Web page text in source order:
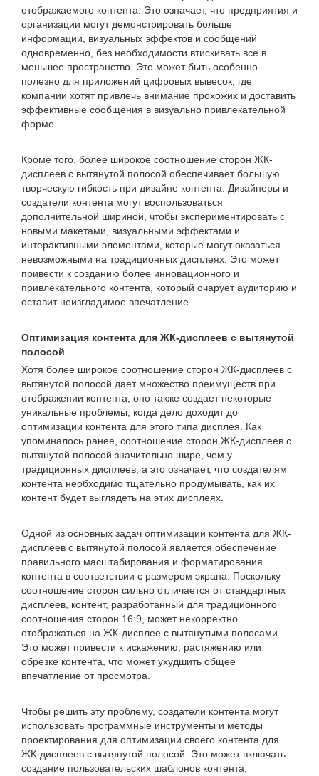
отображаемого контента. Это означает, что предприятия и
организации могут демонстрировать больше
информации, визуальных эффектов и сообщений
одновременно, без необходимости втискивать все в
меньшее пространство. Это может быть особенно
полезно для приложений цифровых вывесок, где
компании хотят привлечь внимание прохожих и доставить
эффективные сообщения в визуально привлекательной
форме.
Кроме того, более широкое соотношение сторон ЖК-
дисплеев с вытянутой полосой обеспечивает большую
творческую гибкость при дизайне контента. Дизайнеры и
создатели контента могут воспользоваться
дополнительной шириной, чтобы экспериментировать с
новыми макетами, визуальными эффектами и
интерактивными элементами, которые могут оказаться
невозможными на традиционных дисплеях. Это может
привести к созданию более инновационного и
привлекательного контента, который очарует аудиторию и
оставит неизгладимое впечатление.
Оптимизация контента для ЖК-дисплеев с вытянутой
полосой
Хотя более широкое соотношение сторон ЖК-дисплеев с
вытянутой полосой дает множество преимуществ при
отображении контента, оно также создает некоторые
уникальные проблемы, когда дело доходит до
оптимизации контента для этого типа дисплея. Как
упоминалось ранее, соотношение сторон ЖК-дисплеев с
вытянутой полосой значительно шире, чем у
традиционных дисплеев, а это означает, что создателям
контента необходимо тщательно продумывать, как их
контент будет выглядеть на этих дисплеях.
Одной из основных задач оптимизации контента для ЖК-
дисплеев с вытянутой полосой является обеспечение
правильного масштабирования и форматирования
контента в соответствии с размером экрана. Поскольку
соотношение сторон сильно отличается от стандартных
дисплеев, контент, разработанный для традиционного
соотношения сторон 16:9, может некорректно
отображаться на ЖК-дисплее с вытянутыми полосами.
Это может привести к искажению, растяжению или
обрезке контента, что может ухудшить общее
впечатление от просмотра.
Чтобы решить эту проблему, создатели контента могут
использовать программные инструменты и методы
проектирования для оптимизации своего контента для
ЖК-дисплеев с вытянутой полосой. Это может включать
создание пользовательских шаблонов контента,